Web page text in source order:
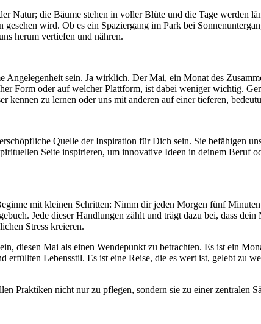
Natur; die Bäume stehen in voller Blüte und die Tage werden
gesehen wird. Ob es ein Spaziergang im Park bei
herum vertiefen und nähren.
Angelegenheit sein. Ja wirklich. Der Mai, ein Monat des
Form oder auf welcher Plattform, ist dabei weniger wichtig.
kennen zu lernen oder uns mit anderen auf einer tieferen,
Quelle der Inspiration für Dich sein. Sie befähigen
Seite inspirieren, um innovative Ideen in deinem
mit kleinen Schritten: Nimm dir jeden Morgen fünf
Jede dieser Handlungen zählt und trägt dazu bei, dass
Stress kreieren.
diesen Mai als einen Wendepunkt zu betrachten. Es ist ein
erfüllten Lebensstil. Es ist eine Reise, die es wert ist, gelebt zu
Praktiken nicht nur zu pflegen, sondern sie zu einer zentralen